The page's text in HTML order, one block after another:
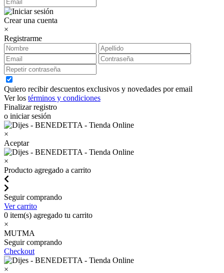
Crear una cuenta
×
Registrarme
Quiero recibir descuentos exclusivos y novedades por email
Ver los términos y condiciones
Finalizar registro
o iniciar sesión
×
Aceptar
×
Producto agregado a carrito
Seguir comprando
Ver carrito
0 item(s) agregado tu carrito
×
MUTMA
Seguir comprando
Checkout
×